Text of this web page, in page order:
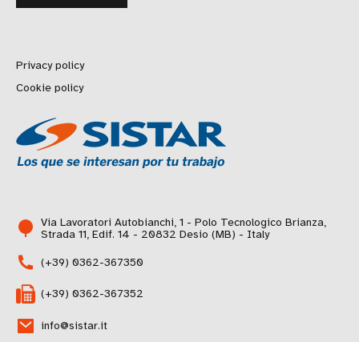
Privacy policy
Cookie policy
Via Lavoratori Autobianchi, 1 - Polo Tecnologico Brianza,
Strada 11, Edif. 14 - 20832 Desio (MB) - Italy
(+39) 0362-367350
(+39) 0362-367352
info@sistar.it